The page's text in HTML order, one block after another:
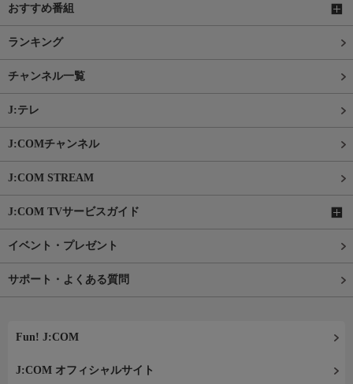
おすすめ番組
ランキング
チャンネル一覧
J:テレ
J:COMチャンネル
J:COM STREAM
J:COM TVサービスガイド
イベント・プレゼント
サポート・よくある質問
Fun! J:COM
J:COM オフィシャルサイト